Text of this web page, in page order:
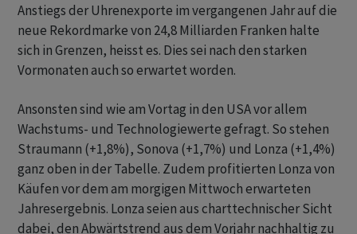
Anstiegs der Uhrenexporte im vergangenen Jahr auf die
neue Rekordmarke von 24,8 Milliarden Franken halte
sich in Grenzen, heisst es. Dies sei nach den starken
Vormonaten auch so erwartet worden.
Ansonsten sind wie am Vortag in den USA vor allem
Wachstums- und Technologiewerte gefragt. So stehen
Straumann (+1,8%), Sonova (+1,7%) und Lonza (+1,4%)
ganz oben in der Tabelle. Zudem profitierten Lonza von
Käufen vor dem am morgigen Mittwoch erwarteten
Jahresergebnis. Lonza seien aus charttechnischer Sicht
dabei, den Abwärtstrend aus dem Vorjahr nachhaltig zu